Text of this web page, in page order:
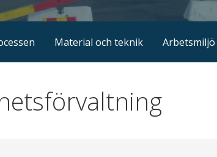
Material och teknik Arbetsmiljö